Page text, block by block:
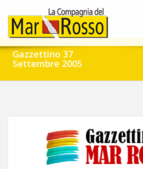
Gazzettino 37
Settembre 2005